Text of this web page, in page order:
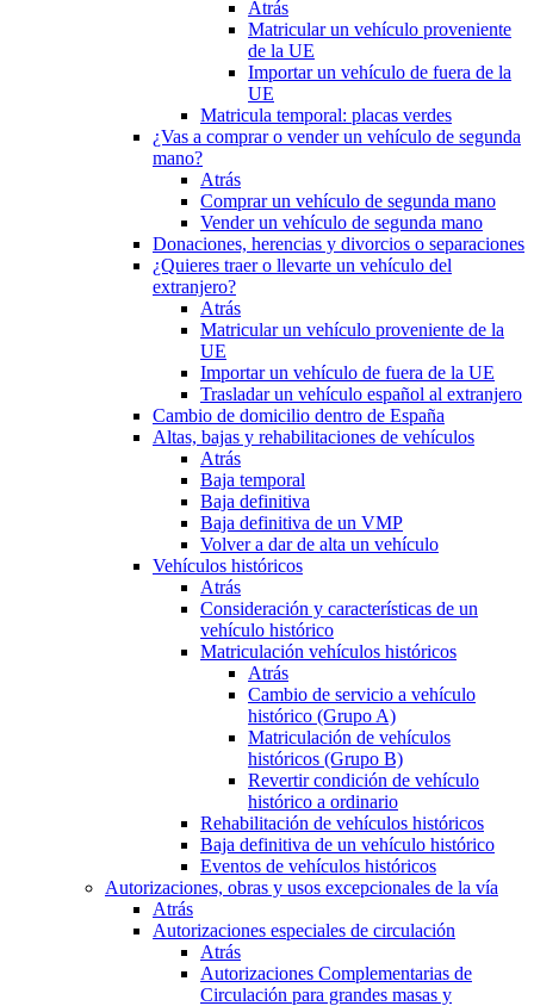
Atrás
Matricular un vehículo proveniente
de la UE
Importar un vehículo de fuera de la
UE
Matricula temporal: placas verdes
¿Vas a comprar o vender un vehículo de segunda
mano?
Atrás
Comprar un vehículo de segunda mano
Vender un vehículo de segunda mano
Donaciones, herencias y divorcios o separaciones
¿Quieres traer o llevarte un vehículo del
extranjero?
Atrás
Matricular un vehículo proveniente de la
UE
Importar un vehículo de fuera de la UE
Trasladar un vehículo español al extranjero
Cambio de domicilio dentro de España
Altas, bajas y rehabilitaciones de vehículos
Atrás
Baja temporal
Baja definitiva
Baja definitiva de un VMP
Volver a dar de alta un vehículo
Vehículos históricos
Atrás
Consideración y características de un
vehículo histórico
Matriculación vehículos históricos
Atrás
Cambio de servicio a vehículo
histórico (Grupo A)
Matriculación de vehículos
históricos (Grupo B)
Revertir condición de vehículo
histórico a ordinario
Rehabilitación de vehículos históricos
Baja definitiva de un vehículo histórico
Eventos de vehículos históricos
Autorizaciones, obras y usos excepcionales de la vía
Atrás
Autorizaciones especiales de circulación
Atrás
Autorizaciones Complementarias de
Circulación para grandes masas y